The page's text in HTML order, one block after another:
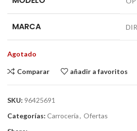
MARCA
Agotado
Comparar añadir a favoritos
SKU: 96425691
Categorías: Carrocería, Ofertas